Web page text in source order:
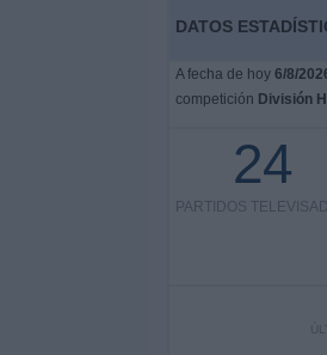
DATOS
A fecha de hoy 6/8/
competición División
24
PARTIDOS